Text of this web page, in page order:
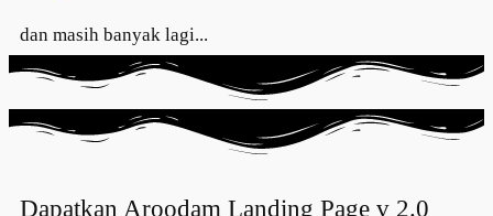
dan masih banyak lagi...
Dapatkan Aroodam Landing Page v 2.0